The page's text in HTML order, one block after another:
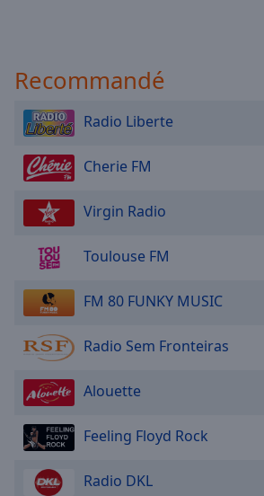
Recommandé
Radio Liberte
Cherie FM
Virgin Radio
Toulouse FM
FM 80 FUNKY MUSIC
Radio Sem Fronteiras
Alouette
Feeling Floyd Rock
Radio DKL